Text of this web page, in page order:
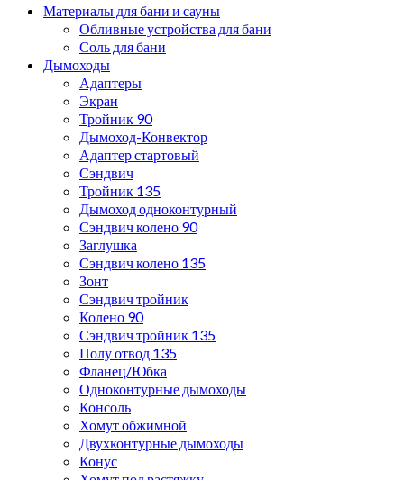
Материалы для бани и сауны
Обливные устройства для бани
Соль для бани
Дымоходы
Адаптеры
Экран
Тройник 90
Дымоход-Конвектор
Адаптер стартовый
Сэндвич
Тройник 135
Дымоход одноконтурный
Сэндвич колено 90
Заглушка
Сэндвич колено 135
Зонт
Сэндвич тройник
Колено 90
Сэндвич тройник 135
Полу отвод 135
Фланец/Юбка
Одноконтурные дымоходы
Консоль
Хомут обжимной
Двухконтурные дымоходы
Конус